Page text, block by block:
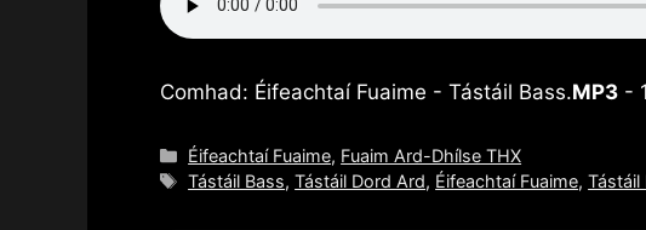
Comhad: Éifeachtaí Fuaime - Tástáil Bass.MP3 -
Catagóirí
Éifeachtaí Fuaime, Fuaim Ard-Dhílse THX
Clibeanna
Tástáil Bass,Tástáil Dord Ard, Éifeachtaí Fuaime,Tástáil